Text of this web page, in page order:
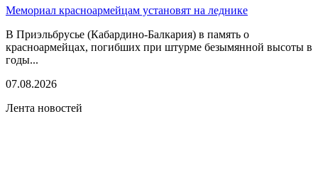
Мемориал красноармейцам установят на леднике
В Приэльбрусье (Кабардино-Балкария) в память о
красноармейцах, погибших при штурме безымянной высоты в
годы...
07.08.2026
Лента новостей